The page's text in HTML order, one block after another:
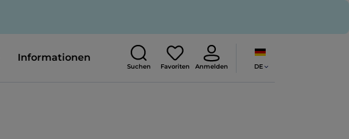
Informationen
Suchen Favoriten Anmelden DE